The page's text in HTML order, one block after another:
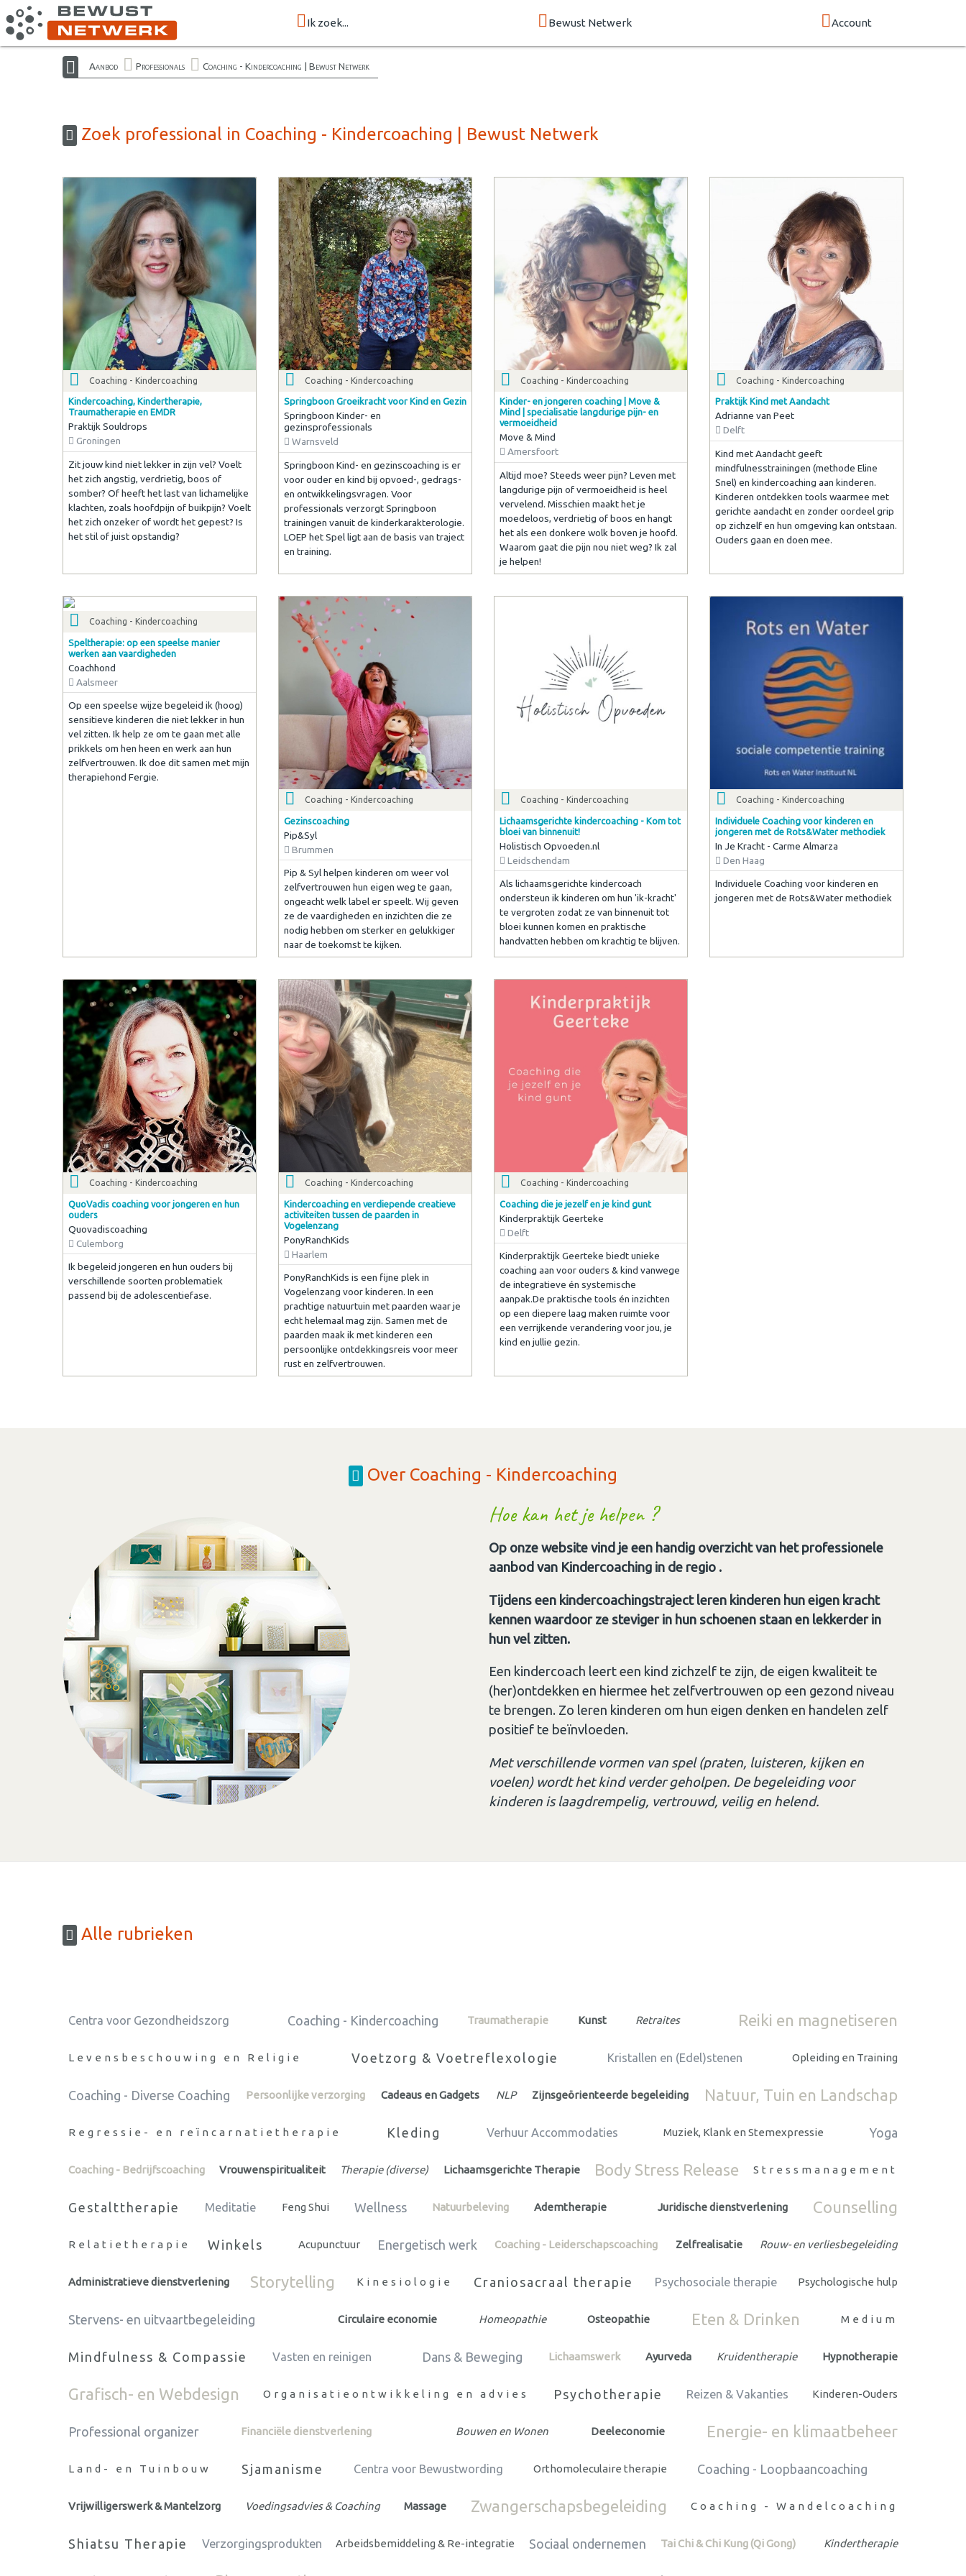
Ik zoek... Bewust Netwerk Account
Aanbod Professionals Coaching - Kindercoaching | Bewust Netwerk
Zoek professional in Coaching - Kindercoaching | Bewust Netwerk
Coaching - Kindercoaching
Kindercoaching, Kindertherapie,
Traumatherapie en EMDR
Praktijk Souldrops
Groningen
Zit jouw kind niet lekker in zijn vel? Voelt
het zich angstig, verdrietig, boos of
somber? Of heeft het last van lichamelijke
klachten, zoals hoofdpijn of buikpijn? Voelt
het zich onzeker of wordt het gepest? Is
het stil of juist opstandig?
Coaching - Kindercoaching
Springboon Groeikracht voor Kind en Gezin
Springboon Kinder- en
gezinsprofessionals
Warnsveld
Springboon Kind- en gezinscoaching is er
voor ouder en kind bij opvoed-, gedrags-
en ontwikkelingsvragen. Voor
professionals verzorgt Springboon
trainingen vanuit de kinderkarakterologie.
LOEP het Spel ligt aan de basis van traject
en training.
Coaching - Kindercoaching
Kinder- en jongeren coaching | Move &
Mind | specialisatie langdurige pijn- en
vermoeidheid
Move & Mind
Amersfoort
Altijd moe? Steeds weer pijn? Leven met
langdurige pijn of vermoeidheid is heel
vervelend. Misschien maakt het je
moedeloos, verdrietig of boos en hangt
het als een donkere wolk boven je hoofd.
Waarom gaat die pijn nou niet weg? Ik zal
je helpen!
Coaching - Kindercoaching
Praktijk Kind met Aandacht
Adrianne van Peet
Delft
Kind met Aandacht geeft
mindfulnesstrainingen (methode Eline
Snel) en kindercoaching aan kinderen.
Kinderen ontdekken tools waarmee met
gerichte aandacht en zonder oordeel grip
op zichzelf en hun omgeving kan ontstaan.
Ouders gaan en doen mee.
Coaching - Kindercoaching
Speltherapie: op een speelse manier
werken aan vaardigheden
Coachhond
Aalsmeer
Op een speelse wijze begeleid ik (hoog)
sensitieve kinderen die niet lekker in hun
vel zitten. Ik help ze om te gaan met alle
prikkels om hen heen en werk aan hun
zelfvertrouwen. Ik doe dit samen met mijn
therapiehond Fergie.
Coaching - Kindercoaching
Gezinscoaching
Pip&Syl
Brummen
Pip & Syl helpen kinderen om weer vol
zelfvertrouwen hun eigen weg te gaan,
ongeacht welk label er speelt. Wij geven
ze de vaardigheden en inzichten die ze
nodig hebben om sterker en gelukkiger
naar de toekomst te kijken.
Coaching - Kindercoaching
Lichaamsgerichte kindercoaching - Kom tot
bloei van binnenuit!
Holistisch Opvoeden.nl
Leidschendam
Als lichaamsgerichte kindercoach
ondersteun ik kinderen om hun 'ik-kracht'
te vergroten zodat ze van binnenuit tot
bloei kunnen komen en praktische
handvatten hebben om krachtig te blijven.
Coaching - Kindercoaching
Individuele Coaching voor kinderen en
jongeren met de Rots&Water methodiek
In Je Kracht - Carme Almarza
Den Haag
Individuele Coaching voor kinderen en
jongeren met de Rots&Water methodiek
Coaching - Kindercoaching
QuoVadis coaching voor jongeren en hun
ouders
Quovadiscoaching
Culemborg
Ik begeleid jongeren en hun ouders bij
verschillende soorten problematiek
passend bij de adolescentiefase.
Coaching - Kindercoaching
Kindercoaching en verdiepende creatieve
activiteiten tussen de paarden in
Vogelenzang
PonyRanchKids
Haarlem
PonyRanchKids is een fijne plek in
Vogelenzang voor kinderen. In een
prachtige natuurtuin met paarden waar je
echt helemaal mag zijn. Samen met de
paarden maak ik met kinderen een
persoonlijke ontdekkingsreis voor meer
rust en zelfvertrouwen.
Coaching - Kindercoaching
Coaching die je jezelf en je kind gunt
Kinderpraktijk Geerteke
Delft
Kinderpraktijk Geerteke biedt unieke
coaching aan voor ouders & kind vanwege
de integratieve én systemische
aanpak.De praktische tools én inzichten
op een diepere laag maken ruimte voor
een verrijkende verandering voor jou, je
kind en jullie gezin.
Over Coaching - Kindercoaching
Hoe kan het je helpen ?
Op onze website vind je een handig overzicht van het professionele
aanbod van Kindercoaching in de regio .
Tijdens een kindercoachingstraject leren kinderen hun eigen kracht
kennen waardoor ze steviger in hun schoenen staan en lekkerder in
hun vel zitten.
Een kindercoach leert een kind zichzelf te zijn, de eigen kwaliteit te
(her)ontdekken en hiermee het zelfvertrouwen op een gezond niveau
te brengen. Zo leren kinderen om hun eigen denken en handelen zelf
positief te beïnvloeden.
Met verschillende vormen van spel (praten, luisteren, kijken en
voelen) wordt het kind verder geholpen. De begeleiding voor
kinderen is laagdrempelig, vertrouwd, veilig en helend.
Alle rubrieken
Centra voor Gezondheidszorg Coaching - Kindercoaching Traumatherapie Kunst Retraites Reiki en magnetiseren
Levensbeschouwing en Religie Voetzorg & Voetreflexologie Kristallen en (Edel)stenen Opleiding en Training
Coaching - Diverse Coaching Persoonlijke verzorging Cadeaus en Gadgets NLP Zijnsgeörienteerde begeleiding Natuur, Tuin en Landschap
Regressie- en reïncarnatietherapie Kleding Verhuur Accommodaties Muziek, Klank en Stemexpressie Yoga
Coaching - Bedrijfscoaching Vrouwenspiritualiteit Therapie (diverse) Lichaamsgerichte Therapie Body Stress Release Stressmanagement
Gestalttherapie Meditatie Feng Shui Wellness Natuurbeleving Ademtherapie Juridische dienstverlening Counselling
Relatietherapie Winkels Acupunctuur Energetisch werk Coaching - Leiderschapscoaching Zelfrealisatie Rouw- en verliesbegeleiding
Administratieve dienstverlening Storytelling Kinesiologie Craniosacraal therapie Psychosociale therapie Psychologische hulp
Stervens- en uitvaartbegeleiding Circulaire economie Homeopathie Osteopathie Eten & Drinken Medium
Mindfulness & Compassie Vasten en reinigen Dans & Beweging Lichaamswerk Ayurveda Kruidentherapie Hypnotherapie
Grafisch- en Webdesign Organisatieontwikkeling en advies Psychotherapie Reizen & Vakanties Kinderen-Ouders
Professional organizer Financiële dienstverlening Bouwen en Wonen Deeleconomie Energie- en klimaatbeheer
Land- en Tuinbouw Sjamanisme Centra voor Bewustwording Orthomoleculaire therapie Coaching - Loopbaancoaching
Vrijwilligerswerk & Mantelzorg Voedingsadvies & Coaching Massage Zwangerschapsbegeleiding Coaching - Wandelcoaching
Shiatsu Therapie Verzorgingsprodukten Arbeidsbemiddeling & Re-integratie Sociaal ondernemen Tai Chi & Chi Kung (Qi Gong) Kindertherapie